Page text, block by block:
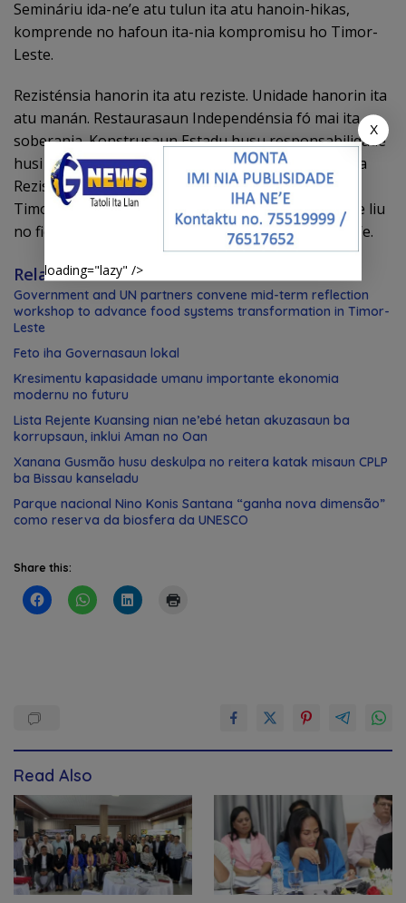
Semináriu ida-ne’e atu tulun ita atu hanoin-hikas,
komprende no hafoun ita-nia kompromisu ho Timor-
Leste.
Rezisténsia hanorin ita atu reziste. Unidade hanorin ita
atu manán. Restaurasaun Independénsia fó mai ita
soberania. Konstrusaun Estadu husu responsabilidade
husi ita hotu, servisu no domin ba nasaun. Memória
Rezisténsia kontinua inspira ita iha konstrusaun
Timor-Leste ida ne’ebé justu, inkluzivu no reziliente liu
no fiel ba valores, ba sira ne’ebé fó-an ba rai ida ne’e.
Related News
Government and UN partners convene mid-term reflection
workshop to advance food systems transformation in Timor-
Leste
Feto iha Governasaun lokal
Kresimentu kapasidade umanu importante ekonomia
modernu no futuru
Lista Rejente Kuansing nian ne’ebé hetan akuzasaun ba
korrupsaun, inklui Aman no Oan
Xanana Gusmão husu deskulpa no reitera katak misaun CPLP
ba Bissau kanseladu
Parque nacional Nino Konis Santana “ganha nova dimensão”
como reserva da biosfera da UNESCO
Share this:
Read Also
X
loading="lazy" />